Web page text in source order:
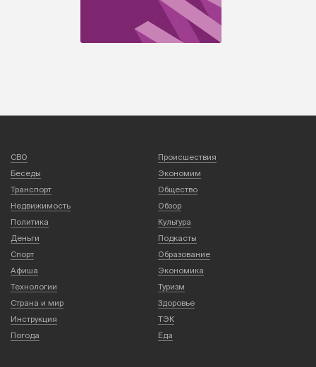
СВО
Происшествия
Беседы
Экономим
Транспорт
Общество
Недвижимость
Обзор
Политика
Культура
Деньги
Подкасты
Спорт
Образование
Афиша
Экономика
Технологии
Туризм
Страна и мир
Здоровье
Инструкция
ТЭК
Погода
Еда